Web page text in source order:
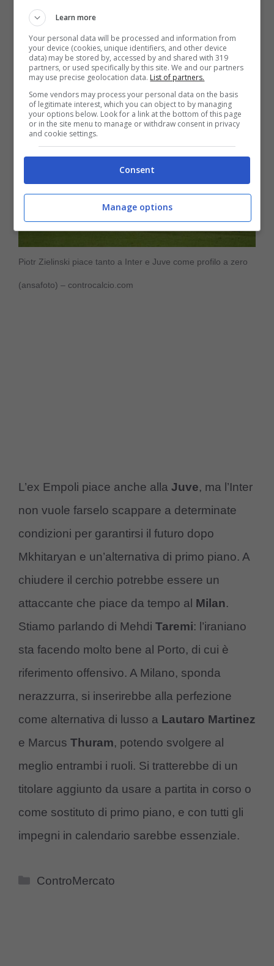
in trattativa con il
contratto, anche se la fumata bianca non è
ancora arrivata.
Piotr Zielinski piace tanto a Inter e Juve come profilo a zero
(ansafoto) – controcalcio.com
L’ex Empoli piace anche alla Juve, ma l’Inter
non vuole farselo scappare a determinate
condizioni per garantirsi il futuro dopo
Mkhitaryan e un’alternativa di primo piano. A
chiudere il cerchio potrebbe essere un
attaccante che piace da tempo al Milan.
Stiamo parlando di Mehdi Taremi: l’iraniano
sta facendo molto bene al Porto, di cui è
riferimento offensivo. A Milano, sponda
nerazzurra, si inserirebbe alla perfezione
come alternativa di lusso a Lautaro Martinez
e Marcus Thuram, potendo svolgere al
meglio entrambi i ruoli. Si tratterebbe di un
titolare aggiunto da usare a partita in corso o
come sostituto di primo piano, e con tutti gli
impegni in calendario sarebbe essenziale.
Categorie
ControMercato
Learn more
Your personal data will be processed and information from
your device (cookies, unique identifiers, and other device
data) may be stored by, accessed by and shared with 319
partners, or used specifically by this site. We and our partners
may use precise geolocation data. List of partners.
Some vendors may process your personal data on the basis
of legitimate interest, which you can object to by managing
your options below. Look for a link at the bottom of this page
or in the site menu to manage or withdraw consent in privacy
and cookie settings.
Consent
Manage options